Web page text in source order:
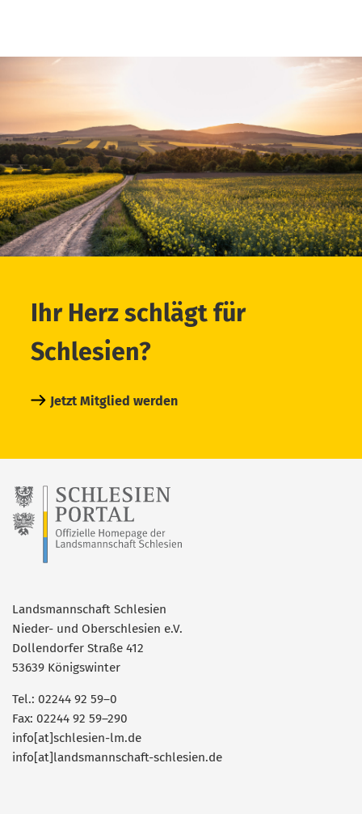
Ihr Herz schlägt für
Schlesien?
Jetzt Mitglied werden
Landsmannschaft Schlesien
Nieder- und Oberschlesien e.V.
Dollendorfer Straße 412
53639 Königswinter
Tel.: 02244 92 59–0
Fax: 02244 92 59–290
info[at]schlesien-lm.de
info[at]landsmannschaft-schlesien.de